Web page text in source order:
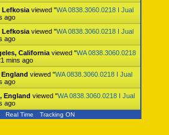
Lefkosia viewed "WA 0838.3060.0218 I Jual
ago
Lefkosia viewed "WA 0838.3060.0218 I Jual
ago
California viewed "WA 0838.3060.0218
mins ago
viewed "WA 0838.3060.0218 I Jual
ago
England viewed "WA 0838.3060.0218 I Jual
ago
Real Time Tracking ON